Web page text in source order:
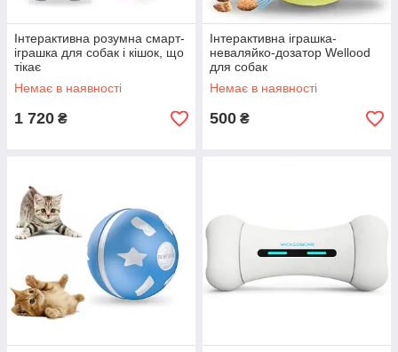
Інтерактивна розумна смарт-
іграшка для собак і кішок, що
тікає
Немає в наявності
1 720 ₴
Інтерактивна іграшка-
неваляйко-дозатор Wellood
для собак
Немає в наявності
500 ₴